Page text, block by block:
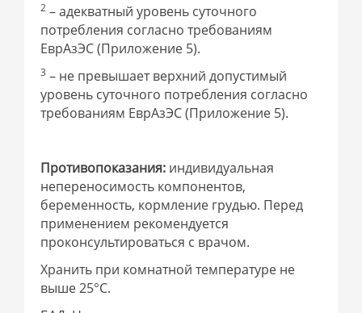
2 – адекватный уровень суточного
потребления согласно требованиям
ЕврАзЭС (Приложение 5).
3 – не превышает верхний допустимый
уровень суточного потребления согласно
требованиям ЕврАзЭС (Приложение 5).
Противопоказания: индивидуальная
непереносимость компонентов,
беременность, кормление грудью. Перед
применением рекомендуется
проконсультироваться с врачом.
Хранить при комнатной температуре не
выше 25°C.